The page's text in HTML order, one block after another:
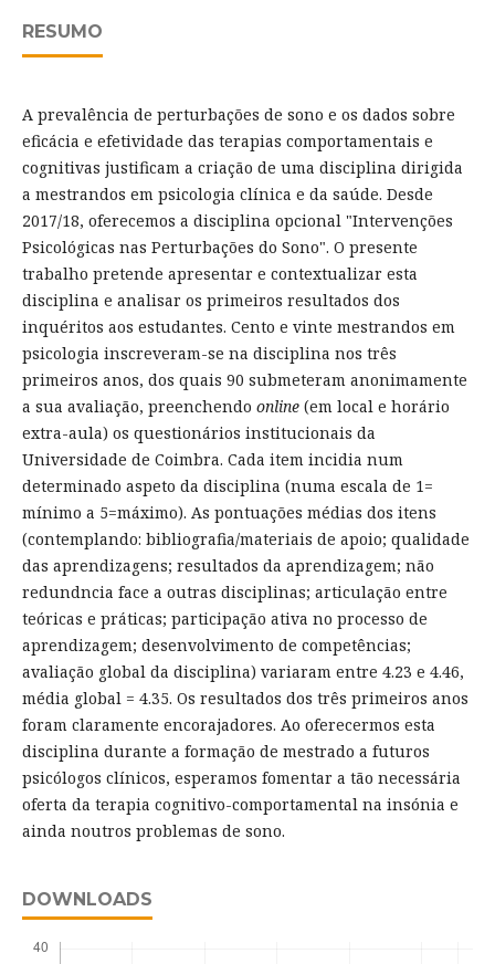
RESUMO
A prevalência de perturbações de sono e os dados sobre
eficácia e efetividade das terapias comportamentais e
cognitivas justificam a criação de uma disciplina dirigida
a mestrandos em psicologia clínica e da saúde. Desde
2017/18, oferecemos a disciplina opcional "Intervenções
Psicológicas nas Perturbações do Sono". O presente
trabalho pretende apresentar e contextualizar esta
disciplina e analisar os primeiros resultados dos
inquéritos aos estudantes. Cento e vinte mestrandos em
psicologia inscreveram-se na disciplina nos três
primeiros anos, dos quais 90 submeteram anonimamente
a sua avaliação, preenchendo online(em local e horário
extra-aula) os questionários institucionais da
Universidade de Coimbra. Cada item incidia num
determinado aspeto da disciplina (numa escala de 1=
mínimo a 5=máximo). As pontuações médias dos itens
(contemplando: bibliografia/materiais de apoio; qualidade
das aprendizagens; resultados da aprendizagem; não
redundncia face a outras disciplinas; articulação entre
teóricas e práticas; participação ativa no processo de
aprendizagem; desenvolvimento de competências;
avaliação global da disciplina) variaram entre 4.23 e 4.46,
média global = 4.35. Os resultados dos três primeiros anos
foram claramente encorajadores. Ao oferecermos esta
disciplina durante a formação de mestrado a futuros
psicólogos clínicos, esperamos fomentar a tão necessária
oferta da terapia cognitivo-comportamental na insónia e
ainda noutros problemas de sono.
DOWNLOADS